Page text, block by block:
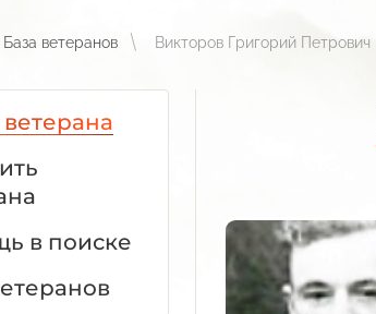
База ветеранов Викторов Григорий Петрович
в поиске